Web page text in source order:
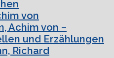
von
Achim von –
und Erzählungen
Richard